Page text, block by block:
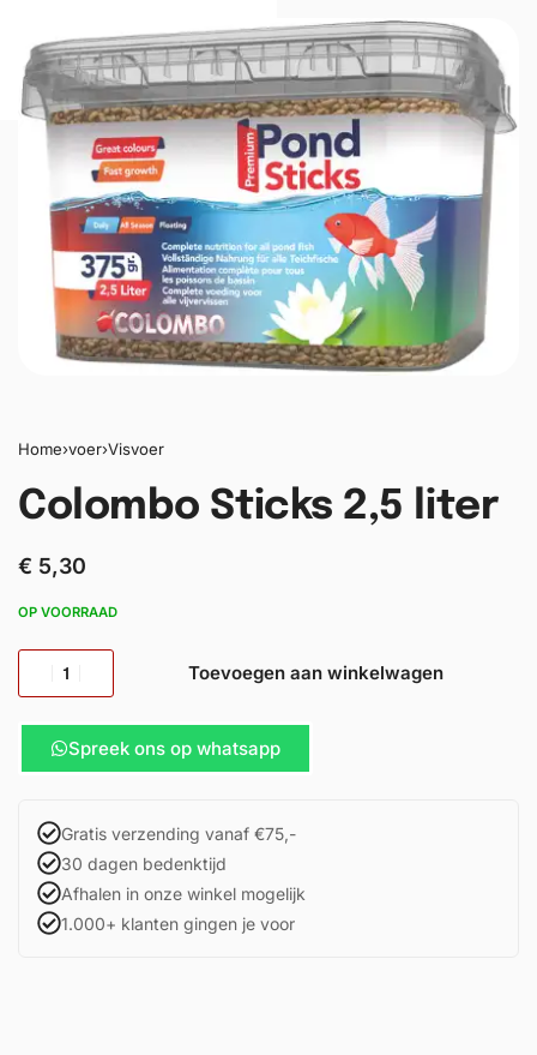
0
Home›voer›Visvoer
Colombo Sticks 2,5 liter
€ 5,30
OP VOORRAAD
Toevoegen aan winkelwagen
Spreek ons op whatsapp
Gratis verzending vanaf €75,-
30 dagen bedenktijd
Afhalen in onze winkel mogelijk
1.000+ klanten gingen je voor